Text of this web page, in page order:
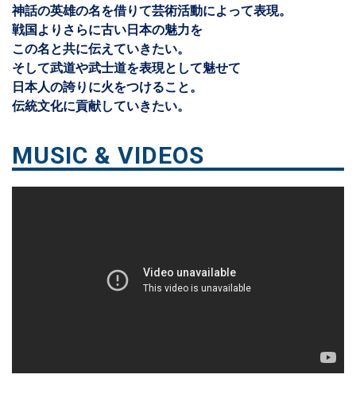
神話の英雄の名を借りて芸術活動によって表現。
戦国よりさらに古い日本の魅力を
この名と共に伝えていきたい。
そして武道や武士道を表現として魅せて
日本人の誇りに火をつけること。
伝統文化に貢献していきたい。
MUSIC & VIDEOS